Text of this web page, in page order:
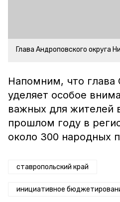
Глава Андроповского округа
Напомним, что глава
уделяет особое
важных для жителей
прошлом году в
около 300 народных
ставропольский край
инициативное